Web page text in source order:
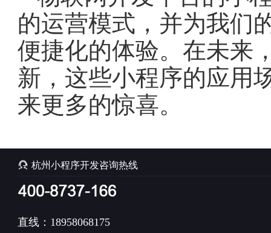
的运营模式，并为我们
便捷化的体验。在未来
新，这些小程序的应用
来更多的惊喜。
杭州小程序开发咨询热线
直线：18958068175